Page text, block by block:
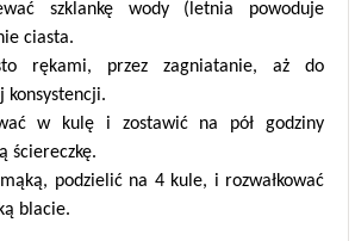
szklankę wody (letnia powoduje
ciasta.
rękami, przez zagniatanie, aż do
konsystencji.
w kulę i zostawić na pół godziny
ściereczkę.
podzielić na 4 kule, i rozwałkować
blacie.